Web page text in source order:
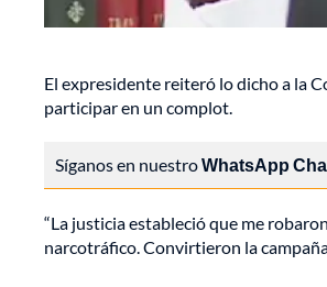
El expresidente reiteró lo dicho a la
participar en un complot.
Síganos en nuestroWhatsApp
“La justicia estableció que me
narcotráfico. Convirtieron la